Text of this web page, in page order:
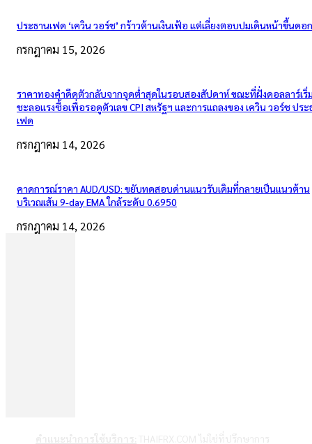
ประธานเฟด ‘เควิน วอร์ช’ กร้าวต้านเงินเฟ้อ แต่เลี่ยงตอบปมเดินหน้าขึ้นดอ
กรกฎาคม 15, 2026
ราคาทองคำดีดตัวกลับจากจุดต่ำสุดในรอบสองสัปดาห์ ขณะที่ฝั่งดอลลาร์เริ่
ชะลอแรงซื้อเพื่อรอดูตัวเลข CPI สหรัฐฯ และการแถลงของ เควิน วอร์ช ประ
เฟด
กรกฎาคม 14, 2026
คาดการณ์ราคา AUD/USD: ขยับทดสอบด่านแนวรับเดิมที่กลายเป็นแนวต้าน
บริเวณเส้น 9-day EMA ใกล้ระดับ 0.6950
กรกฎาคม 14, 2026